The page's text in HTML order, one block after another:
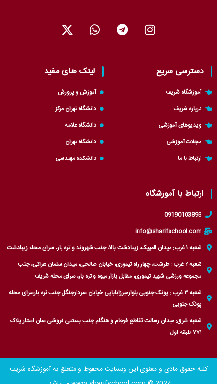
I
n
T
e
W
h
s
a
p
p
X
-
i
t
t
e
r
دسترسی سریع
آموزشگاه شریف
درباره شریف
ویدیوهای آموزشی
مجلات آموزشی
ارتباط با ما
لینک های مفید
آموزش و پرورش
دانشگاه تهران مرکز
دانشگاه علامه
دانشگاه تهران
دانشکده مهندسی
ارتباط با آموزشگاه
09190103893
info@sharifschool.com
شعبه ۱ غرب: میدان المپیک، زیبادشت بالا، جنب شهروند و تره بار، سرای محله زیبادشت
شعبه ۲ غرب : طرشت، چهار راه تیموری، خیابان صالحی، میدان سلمان هراتی، جنب
مجموعه ورزشی شهید تیموری، مقابل بازار میوه و تره بار، سرای محله شریف
شعبه ۳ غرب : پونک جنوبی بلوارمیرزابابایی خیابان سردارجنگل جنب تره بارسرای محله
پونک جنوبی
شعبه شرق: میدان رسالت تقاطع فرجام و هنگام جنب بستنی فروشی سان استار پلاک
۷۷۱ طبقه اول
کلیه حقوق مادی و معنوی این وبسایت محفوظ و متعلق به آموزشگاه شریف